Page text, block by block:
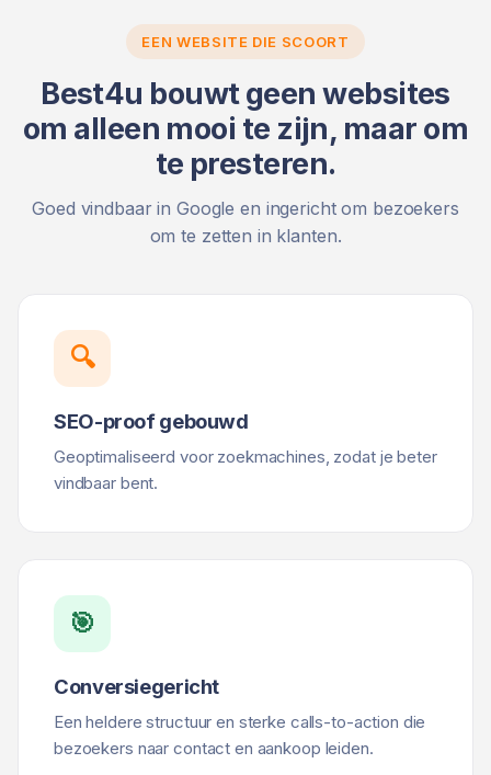
EEN WEBSITE DIE SCOORT
Best4u bouwt geen websites
om alleen mooi te zijn, maar om
te presteren.
Goed vindbaar in Google en ingericht om bezoekers
om te zetten in klanten.
🔍
SEO-proof gebouwd
Geoptimaliseerd voor zoekmachines, zodat je beter
vindbaar bent.
🎯
Conversiegericht
Een heldere structuur en sterke calls-to-action die
bezoekers naar contact en aankoop leiden.